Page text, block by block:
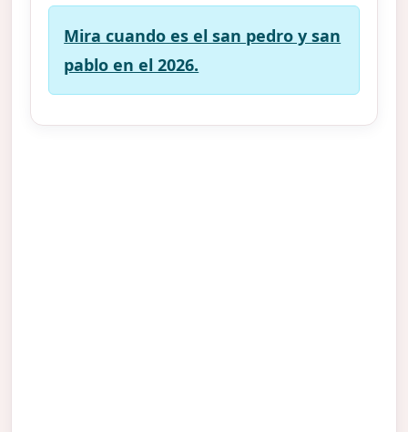
Mira cuando es el san pedro y san
pablo en el 2026.